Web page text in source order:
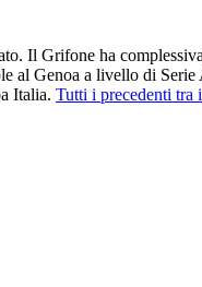
Il Grifone ha
Genoa a livello di
Italia. Tutti i precedenti tra